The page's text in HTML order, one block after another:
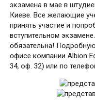
экзамена в мае в
Киеве. Все желающие
принять участие и
вступительном
обязательна!
офисе компании Albion
34, оф. 32) или по